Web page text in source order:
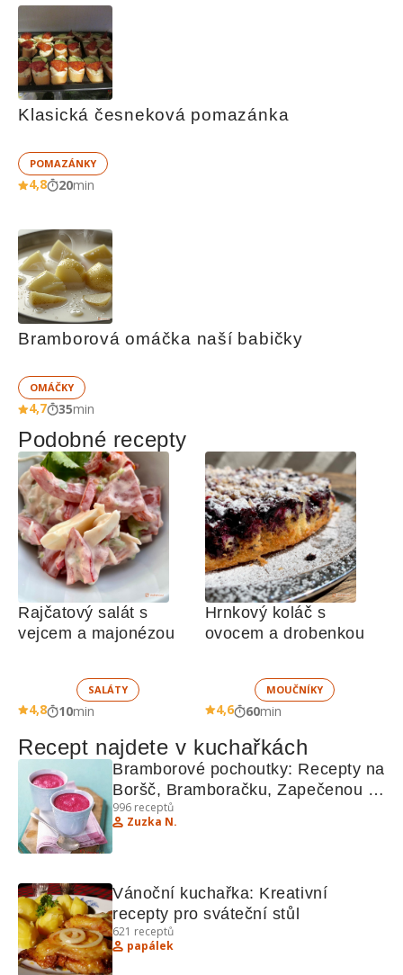
Klasická česneková pomazánka
POMAZÁNKY
4,8 20min
Bramborová omáčka naší babičky
OMÁČKY
4,7 35min
Podobné recepty
Rajčatový salát s
vejcem a majonézou
SALÁTY
4,8 10min
Hrnkový koláč s
ovocem a drobenkou
MOUČNÍKY
4,6 60min
Recept najdete v kuchařkách
Bramborové pochoutky: Recepty na
Boršč, Bramboračku, Zapečenou
kaši a další!
996 receptů
Zuzka N.
Vánoční kuchařka: Kreativní
recepty pro sváteční stůl
621 receptů
papálek